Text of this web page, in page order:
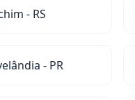
- RS
- PR